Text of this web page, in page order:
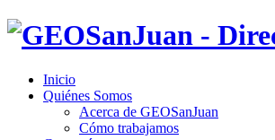
Inicio
Quiénes Somos
Acerca de GEOSanJuan
Cómo trabajamos